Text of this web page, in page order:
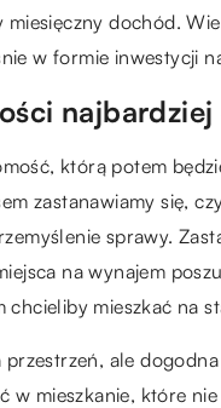
miesięczny dochód.
w formie inwestycji
najbardziej
którą potem
zastanawiamy się,
sprawy.
na wynajem
mieszkać na
ale
w mieszkanie, które